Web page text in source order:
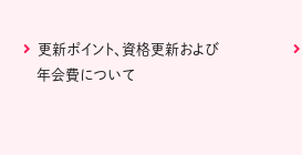
更新ポイント、資格更新および
年会費について